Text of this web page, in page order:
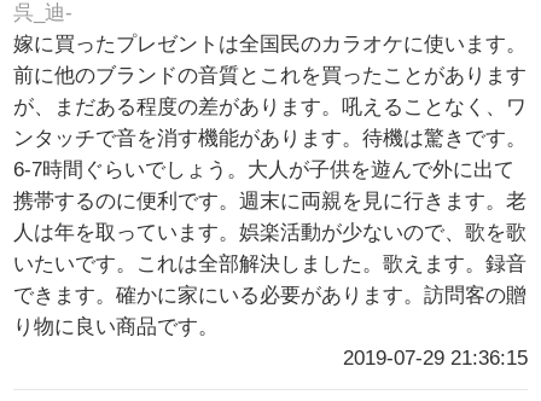
呉_迪-
嫁に買ったプレゼントは全国民のカラオケに使います。
前に他のブランドの音質とこれを買ったことがあります
が、まだある程度の差があります。吼えることなく、ワ
ンタッチで音を消す機能があります。待機は驚きです。
6-7時間ぐらいでしょう。大人が子供を遊んで外に出て
携帯するのに便利です。週末に両親を見に行きます。老
人は年を取っています。娯楽活動が少ないので、歌を歌
いたいです。これは全部解決しました。歌えます。録音
できます。確かに家にいる必要があります。訪問客の贈
り物に良い商品です。
2019-07-29 21:36:15